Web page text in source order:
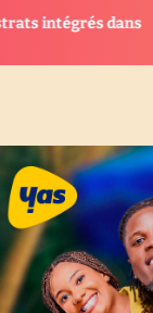
AGBOGBOZA
suspendues,
réel